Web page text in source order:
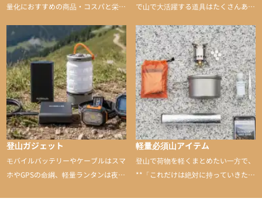
量化におすすめの商品・コスパと栄養
で山で大活躍する道具はたくさんあり
山に持ち込むと快適性や安心感をグッ
と引き上げてくれる――そんな意外性
のあるアイテムを紹介
登山ガジェット
モバイルバッテリーやケーブルはスマ
ホやGPSの命綱、軽量ランタンは夜間
軽量必須山アイテム
登山で荷物を軽くまとめたい一方で、
**「これだけは絶対に持っていきた